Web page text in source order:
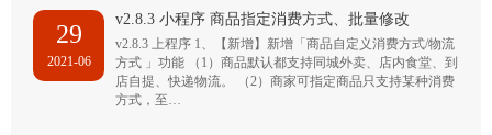
29
2021-06
v2.8.3 小程序 商品指定消费方式、批量修改
v2.8.3 上程序 1、【新增】新增「商品自定义消费方式/物流
方式 」功能 （1）商品默认都支持同城外卖、店内食堂、到
店自提、快递物流。 （2）商家可指定商品只支持某种消费
方式，至…